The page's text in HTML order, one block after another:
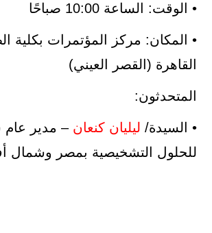
• الوقت: الساعة 10:00 صباحًا
• المكان: مركز المؤتمرات بكلية
القاهرة (القصر العيني)
المتحدثون:
• السيدة/ ليليان كنعان – مدير
للحلول التشخيصية بمصر وشمال